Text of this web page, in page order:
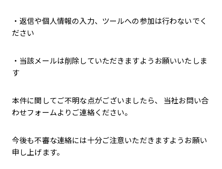
・返信や個人情報の入力、ツールへの参加は行わないでく
ださい
・当該メールは削除していただきますようお願いいたしま
す
本件に関してご不明な点がございましたら、 当社お問い合
わせフォームよりご連絡ください。
今後も不審な連絡には十分ご注意いただきますようお願い
申し上げます。